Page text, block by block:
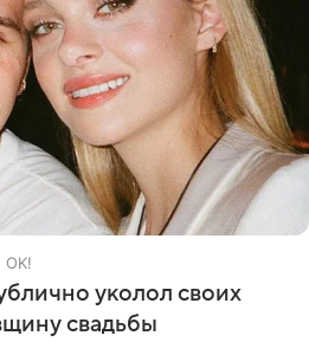
уколол своих
свадьбы